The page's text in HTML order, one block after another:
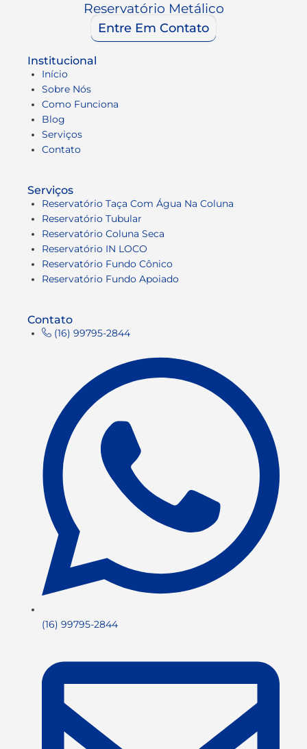
Reservatório Metálico
Entre Em Contato
Institucional
Início
Sobre Nós
Como Funciona
Blog
Serviços
Contato
Serviços
Reservatório Taça Com Água Na Coluna
Reservatório Tubular
Reservatório Coluna Seca
Reservatório IN LOCO
Reservatório Fundo Cônico
Reservatório Fundo Apoiado
Contato
(16) 99795-2844
(16) 99795-2844